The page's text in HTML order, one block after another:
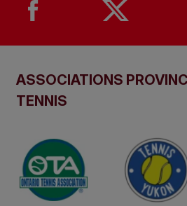
ASSOCIATIONS
TENNIS